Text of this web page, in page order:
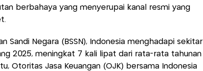
berbahaya yang menyerupai kanal resmi yang
Sandi Negara (BSSN), Indonesia menghadapi sekitar
2025, meningkat 7 kali lipat dari rata-rata tahunan
Otoritas Jasa Keuangan (OJK) bersama Indonesia